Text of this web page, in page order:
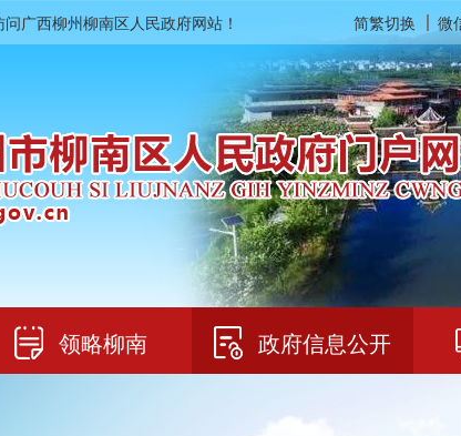
简繁切换 微
问广西柳州柳南区人民政府网站！
领略柳南 政府信息公开